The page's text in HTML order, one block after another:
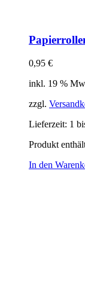
0,95 €
inkl. 19 %
zzgl.
Lieferzeit: 1
Produkt
In den